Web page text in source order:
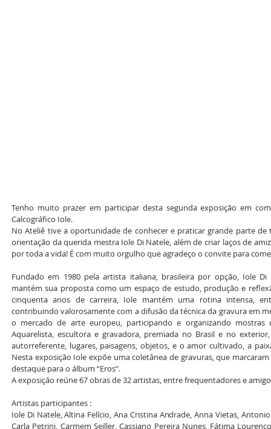
Tenho muito prazer em participar desta segunda exposição em
Calcográfico Iole.
No Ateliê tive a oportunidade de conhecer e praticar grande parte
orientação da querida mestra Iole Di Natele, além de criar laços de
por toda a vida! É com muito orgulho que agradeço o convite para
Fundado em 1980 pela artista italiana, brasileira por opção, Iole
mantém sua proposta como um espaço de estudo, produção e
cinquenta anos de carreira, Iole mantém uma rotina intensa,
contribuindo valorosamente com a difusão da técnica da gravura em
o mercado de arte europeu, participando e organizando mostras
Aquarelista, escultora e gravadora, premiada no Brasil e no
autorreferente, lugares, paisagens, objetos, e o amor cultivado, a
Nesta exposição Iole expõe uma coletânea de gravuras, que
destaque para o álbum “Eros”.
A exposição reúne 67 obras de 32 artistas, entre frequentadores e
Artistas participantes :
Iole Di Natele, Altina Felício, Ana Cristina Andrade, Anna Vietas,
Carla Petrini, Carmem Seiller, Cassiano Pereira Nunes, Fátima